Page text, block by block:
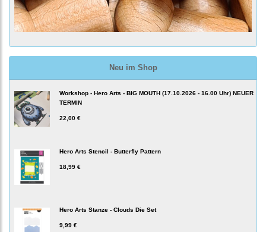
Neu im Shop
Workshop - Hero Arts - BIG MOUTH (17.10.2026 - 16.00 Uhr) NEUER
TERMIN
22,00 €
Hero Arts Stencil - Butterfly Pattern
18,99 €
Hero Arts Stanze - Clouds Die Set
9,99 €